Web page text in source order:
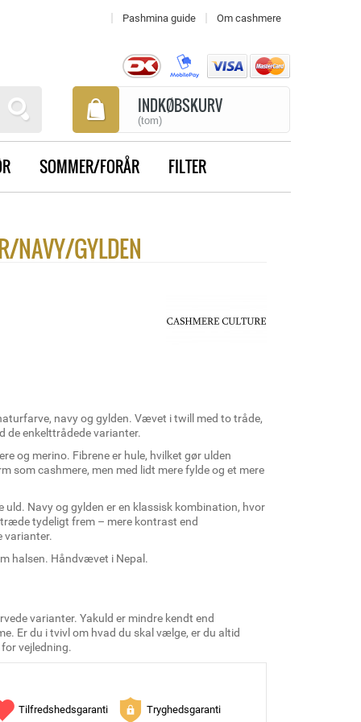
Pashmina guide Om cashmere
INDKØBSKURV
(tom)
SOMMER/FORÅR FILTER
NAVY/GYLDEN
navy og gylden. Vævet i twill med to tråde,
de enkelttrådede varianter.
og merino. Fibrene er hule, hvilket gør ulden
cashmere, men med lidt mere fylde og et mere
Navy og gylden er en klassisk kombination, hvor
tydeligt frem – mere kontrast end
varianter.
halsen. Håndvævet i Nepal.
varianter. Yakuld er mindre kendt end
Er du i tvivl om hvad du skal vælge, er du altid
vejledning.
Tilfredshedsgaranti Tryghedsgaranti